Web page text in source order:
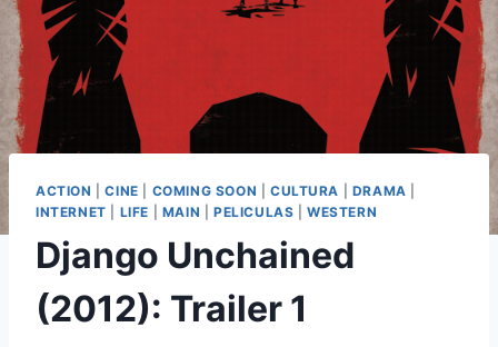
ACTION |CINE COMING SOON CULTURA DRAMA
INTERNET
LIFE MAIN PELICULAS |WESTERN
Django Unchained
(2012): Trailer 1